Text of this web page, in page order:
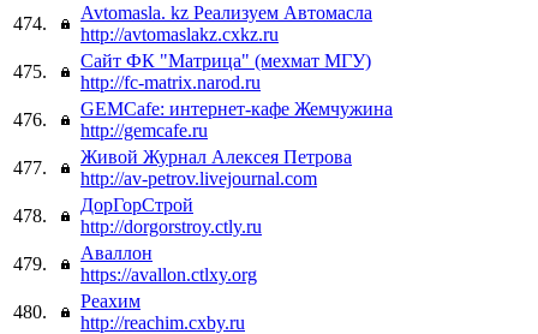
474.
Avtomasla. kz Реализуем Автомасла
http://avtomaslakz.cxkz.ru
475.
Сайт ФК "Матрица" (мехмат МГУ)
http://fc-matrix.narod.ru
476.
GEMCafe: интернет-кафе Жемчужина
http://gemcafe.ru
477.
Живой Журнал Алексея Петрова
http://av-petrov.livejournal.com
478.
ДорГорСтрой
http://dorgorstroy.ctly.ru
479.
Аваллон
https://avallon.ctlxy.org
480.
Реахим
http://reachim.cxby.ru